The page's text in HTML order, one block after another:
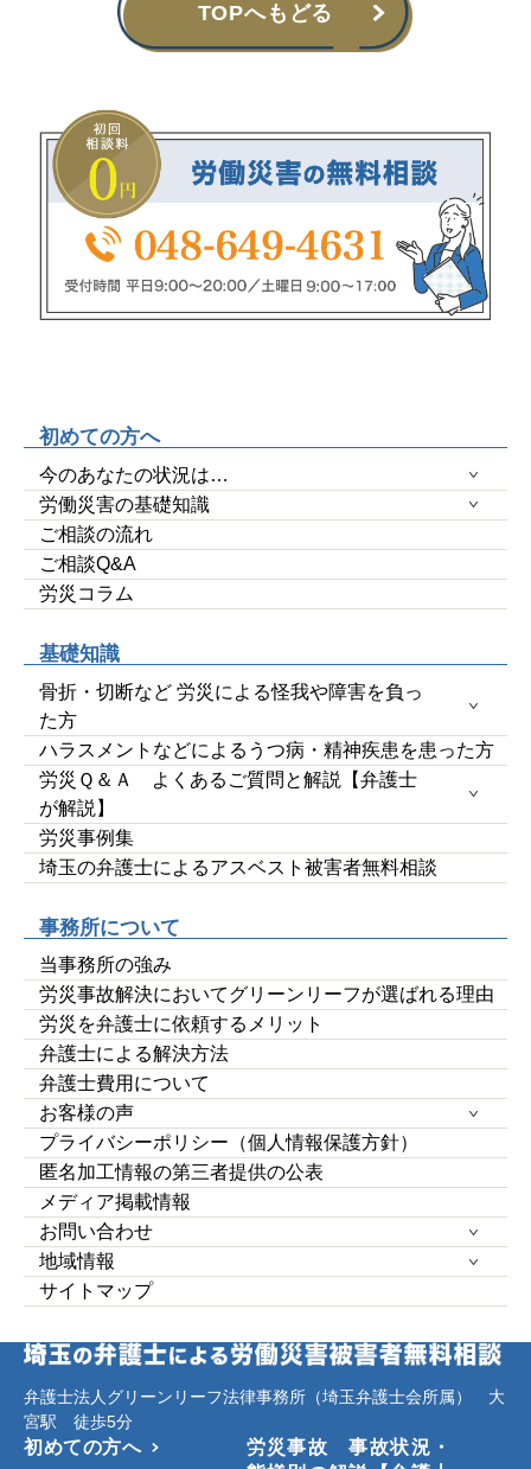
初めての方へ
今のあなたの状況は…
労働災害の基礎知識
ご相談の流れ
ご相談Q&A
労災コラム
基礎知識
骨折・切断など 労災による怪我や障害を負っ
た方
ハラスメントなどによるうつ病・精神疾患を患った方
労災Ｑ＆Ａ よくあるご質問と解説【弁護士
が解説】
労災事例集
埼玉の弁護士によるアスベスト被害者無料相談
事務所について
当事務所の強み
労災事故解決においてグリーンリーフが選ばれる理由
労災を弁護士に依頼するメリット
弁護士による解決方法
弁護士費用について
お客様の声
プライバシーポリシー（個人情報保護方針）
匿名加工情報の第三者提供の公表
メディア掲載情報
お問い合わせ
地域情報
サイトマップ
TOPへもどる
弁護士法人グリーンリーフ法律事務所（埼玉弁護士会所属） 大
宮駅 徒歩5分
初めての方へ
労災事故 事故状況・